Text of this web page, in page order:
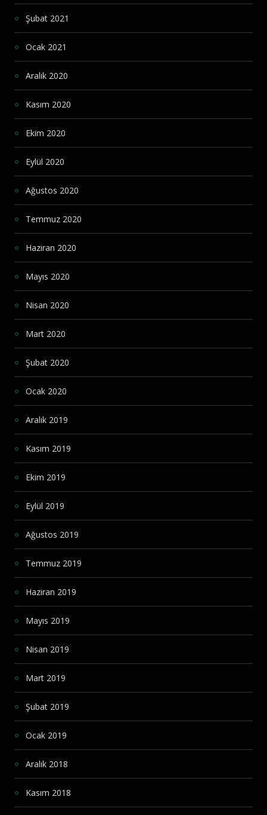
Şubat 2021
Ocak 2021
Aralık 2020
Kasım 2020
Ekim 2020
Eylül 2020
Ağustos 2020
Temmuz 2020
Haziran 2020
Mayıs 2020
Nisan 2020
Mart 2020
Şubat 2020
Ocak 2020
Aralık 2019
Kasım 2019
Ekim 2019
Eylül 2019
Ağustos 2019
Temmuz 2019
Haziran 2019
Mayıs 2019
Nisan 2019
Mart 2019
Şubat 2019
Ocak 2019
Aralık 2018
Kasım 2018